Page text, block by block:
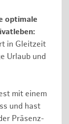
optimale
in Gleitzeit
Urlaub und
mit einem
und hast
Präsenz-